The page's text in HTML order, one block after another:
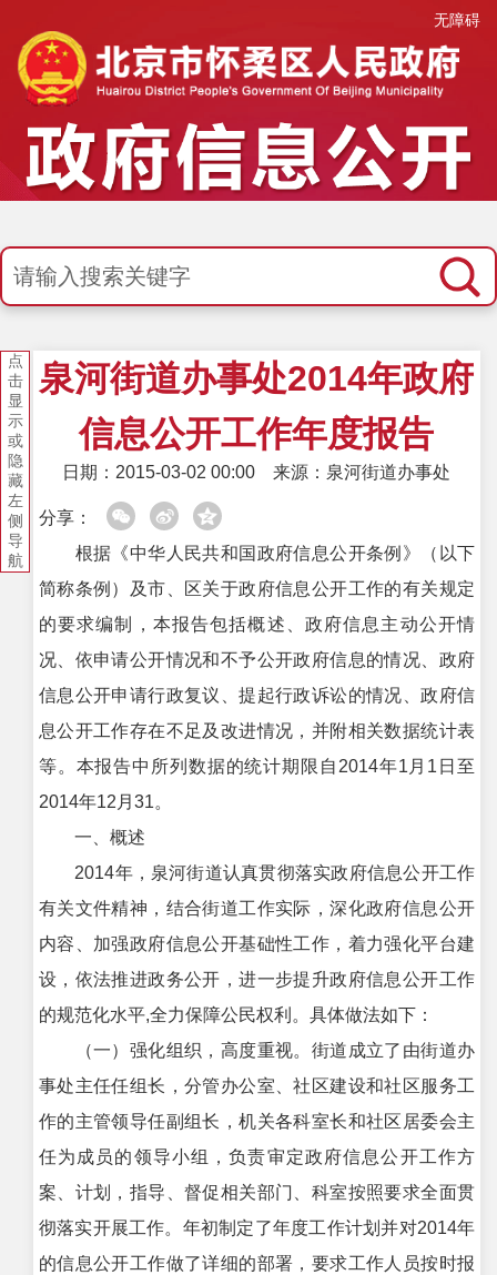
无障碍
点
击
显
示
或
隐
藏
左
侧
导
航
泉河街道办事处2014年政府
信息公开工作年度报告
日期：2015-03-02 00:00 来源：泉河街道办事处
分享：
根据《中华人民共和国政府信息公开条例》（以下
简称条例）及市、区关于政府信息公开工作的有关规定
的要求编制，本报告包括概述、政府信息主动公开情
况、依申请公开情况和不予公开政府信息的情况、政府
信息公开申请行政复议、提起行政诉讼的情况、政府信
息公开工作存在不足及改进情况，并附相关数据统计表
等。本报告中所列数据的统计期限自2014年1月1日至
2014年12月31。
一、概述
2014年，泉河街道认真贯彻落实政府信息公开工作
有关文件精神，结合街道工作实际，深化政府信息公开
内容、加强政府信息公开基础性工作，着力强化平台建
设，依法推进政务公开，进一步提升政府信息公开工作
的规范化水平,全力保障公民权利。具体做法如下：
（一）强化组织，高度重视。街道成立了由街道办
事处主任任组长，分管办公室、社区建设和社区服务工
作的主管领导任副组长，机关各科室长和社区居委会主
任为成员的领导小组，负责审定政府信息公开工作方
案、计划，指导、督促相关部门、科室按照要求全面贯
彻落实开展工作。年初制定了年度工作计划并对2014年
的信息公开工作做了详细的部署，要求工作人员按时报